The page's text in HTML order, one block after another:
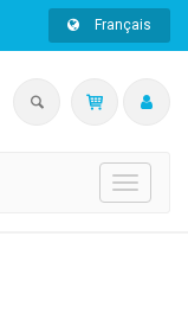
Français
Toggle